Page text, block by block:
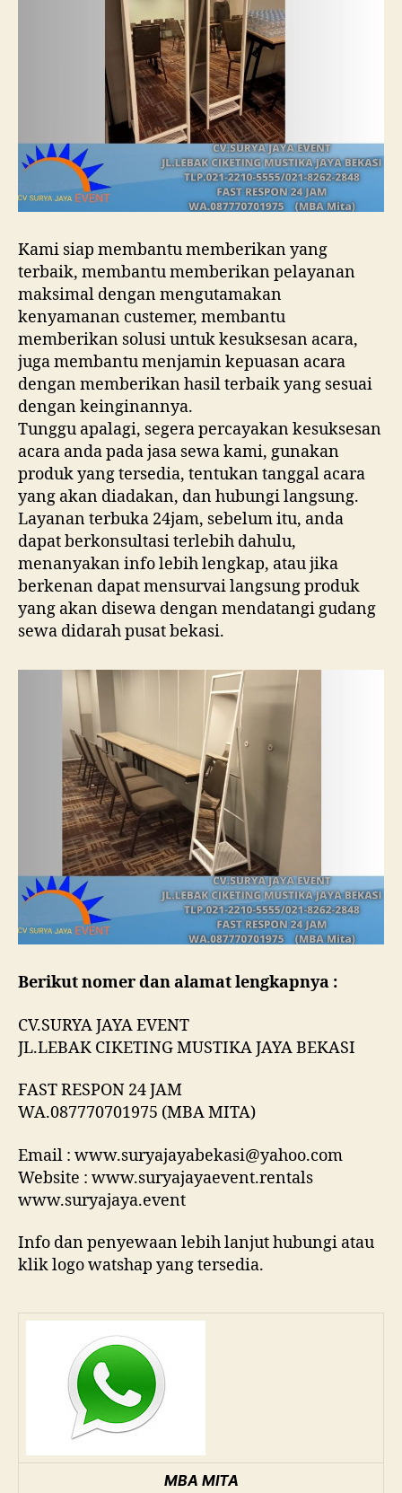
Kami siap membantu memberikan yang
terbaik, membantu memberikan pelayanan
maksimal dengan mengutamakan
kenyamanan custemer, membantu
memberikan solusi untuk kesuksesan acara,
juga membantu menjamin kepuasan acara
dengan memberikan hasil terbaik yang sesuai
dengan keinginannya.
Tunggu apalagi, segera percayakan kesuksesan
acara anda pada jasa sewa kami, gunakan
produk yang tersedia, tentukan tanggal acara
yang akan diadakan, dan hubungi langsung.
Layanan terbuka 24jam, sebelum itu, anda
dapat berkonsultasi terlebih dahulu,
menanyakan info lebih lengkap, atau jika
berkenan dapat mensurvai langsung produk
yang akan disewa dengan mendatangi gudang
sewa didarah pusat bekasi.
Berikut nomer dan alamat lengkapnya :
CV.SURYA JAYA EVENT
JL.LEBAK CIKETING MUSTIKA JAYA BEKASI
FAST RESPON 24 JAM
WA.087770701975 (MBA MITA)
Email : www.suryajayabekasi@yahoo.com
Website : www.suryajayaevent.rentals
www.suryajaya.event
Info dan penyewaan lebih lanjut hubungi atau
klik logo watshap yang tersedia.
MBA MITA